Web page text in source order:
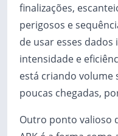
finalizações,
perigosos e
de usar esses
intensidade e
está criando volume
poucas chegadas,
Outro ponto valioso